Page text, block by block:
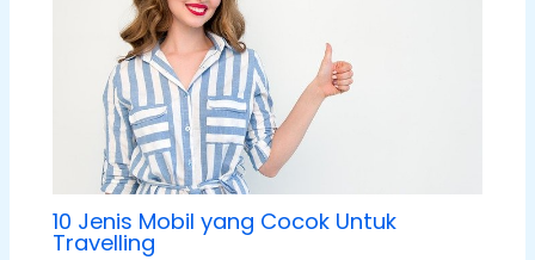
10 Jenis Mobil yang Cocok Untuk
Travelling